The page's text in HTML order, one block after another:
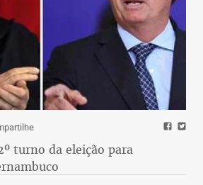
turno da eleição para